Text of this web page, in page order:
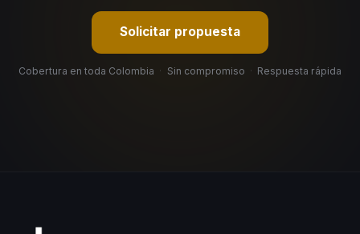
Solicitar propuesta
Cobertura en toda Colombia · Sin compromiso · Respuesta rápida